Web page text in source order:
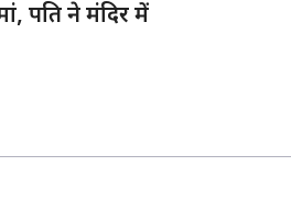
पति ने मंदिर में